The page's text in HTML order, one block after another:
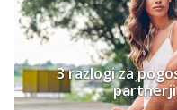
3 razlogi za
partnerji